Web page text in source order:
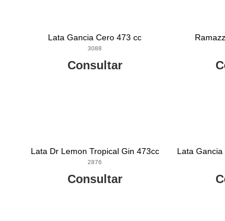
Lata Gancia Cero 473 cc
3088
Consultar
Lata Dr Lemon Tropical Gin 473cc
2876
Consultar
Lata Gancia